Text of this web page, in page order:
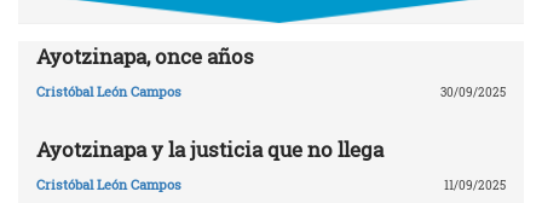
Ayotzinapa, once años
Cristóbal León Campos 30/09/2025
Ayotzinapa y la justicia que no llega
Cristóbal León Campos 11/09/2025